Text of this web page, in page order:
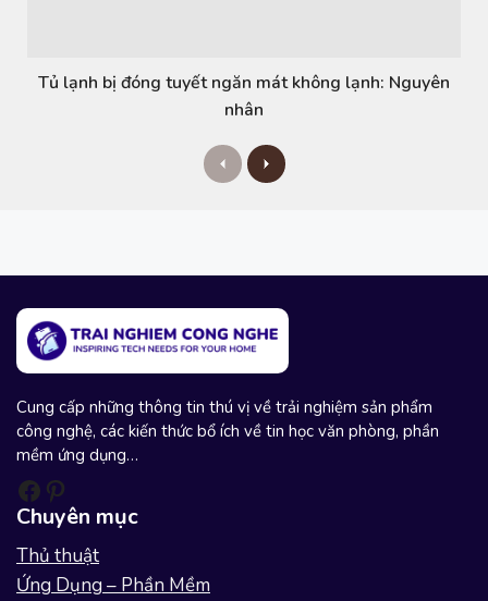
Tủ lạnh bị đóng tuyết ngăn mát không lạnh: Nguyên
nhân
P
r
u
N
e
Cung cấp những thông tin thú vị về trải nghiệm sản phẩm
công nghệ, các kiến thức bổ ích về tin học văn phòng, phần
mềm ứng dụng…
Facebook
Pinterest
Chuyên mục
Thủ thuật
Ứng Dụng – Phần Mềm